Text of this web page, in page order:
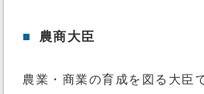
■ 農商大臣
農業・商業の育成を図る大臣